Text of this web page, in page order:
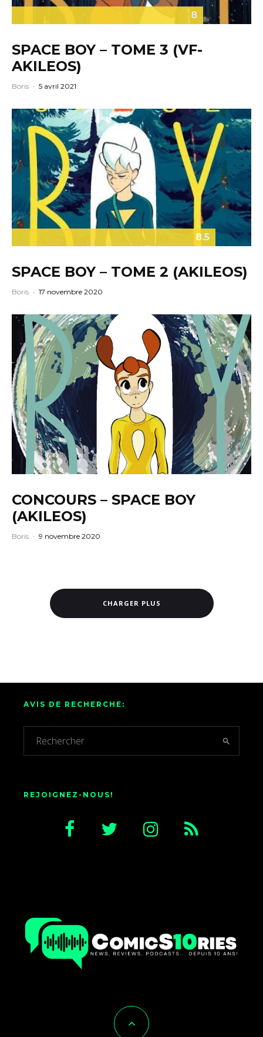
8
SPACE BOY – TOME 3 (VF-
AKILEOS)
Boris · 5 avril 2021
8.5
SPACE BOY – TOME 2 (AKILEOS)
Boris · 17 novembre 2020
CONCOURS – SPACE BOY
(AKILEOS)
Boris · 9 novembre 2020
CHARGER PLUS
AVIS DE RECHERCHE:
REJOIGNEZ-NOUS!